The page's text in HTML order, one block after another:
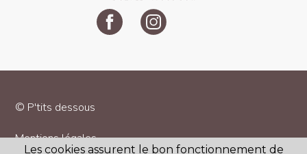
© P'tits dessous
Mentions légales
Les cookies assurent le bon fonctionnement de